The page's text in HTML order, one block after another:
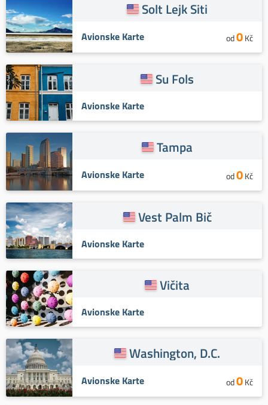
Solt Lejk Siti
Avionske Karte od0Kč
Su Fols
Avionske Karte
Tampa
Avionske Karte od0Kč
Vest Palm Bič
Avionske Karte
Vičita
Avionske Karte
Washington, D.C.
Avionske Karte od0Kč